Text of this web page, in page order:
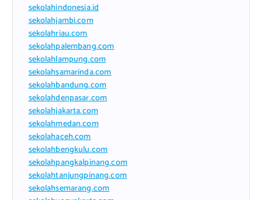
sekolahindonesia.id
sekolahjambi.com
sekolahriau.com
sekolahpalembang.com
sekolahlampung.com
sekolahsamarinda.com
sekolahbandung.com
sekolahdenpasar.com
sekolahjakarta.com
sekolahmedan.com
sekolahaceh.com
sekolahbengkulu.com
sekolahpangkalpinang.com
sekolahtanjungpinang.com
sekolahsemarang.com